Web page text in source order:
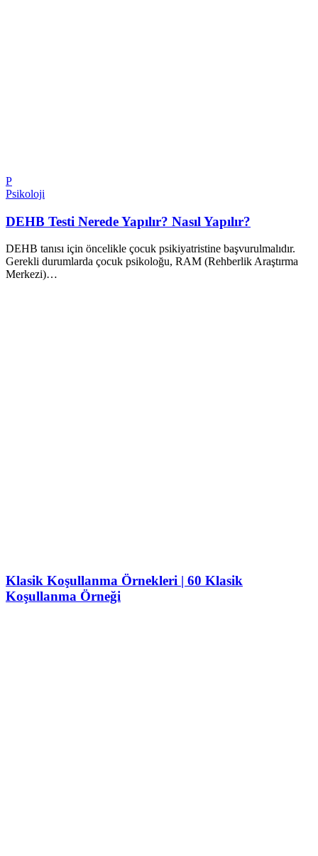
P
Psikoloji
DEHB Testi Nerede Yapılır? Nasıl Yapılır?
DEHB tanısı için öncelikle çocuk psikiyatristine başvurulmalıdır.
Gerekli durumlarda çocuk psikoloğu, RAM (Rehberlik Araştırma
Merkezi)…
Klasik Koşullanma Örnekleri | 60 Klasik
Koşullanma Örneği